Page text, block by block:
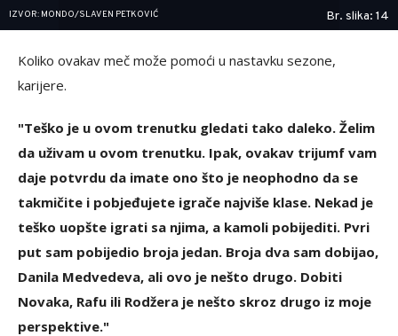
IZVOR: MONDO/SLAVEN PETKOVIĆ Br. slika: 14
Koliko ovakav meč može pomoći u nastavku sezone,
karijere.
"Teško je u ovom trenutku gledati tako daleko. Želim
da uživam u ovom trenutku. Ipak, ovakav trijumf vam
daje potvrdu da imate ono što je neophodno da se
takmičite i pobjeđujete igrače najviše klase. Nekad je
teško uopšte igrati sa njima, a kamoli pobijediti. Pvri
put sam pobijedio broja jedan. Broja dva sam dobijao,
Danila Medvedeva, ali ovo je nešto drugo. Dobiti
Novaka, Rafu ili Rodžera je nešto skroz drugo iz moje
perspektive."